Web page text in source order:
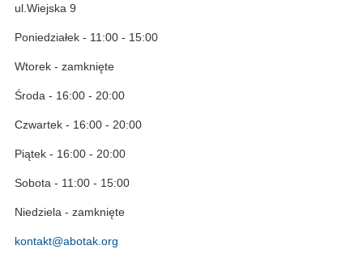
ul.Wiejska 9
Poniedziałek - 11:00 - 15:00
Wtorek - zamknięte
Środa - 16:00 - 20:00
Czwartek - 16:00 - 20:00
Piątek - 16:00 - 20:00
Sobota - 11:00 - 15:00
Niedziela - zamknięte
kontakt@abotak.org